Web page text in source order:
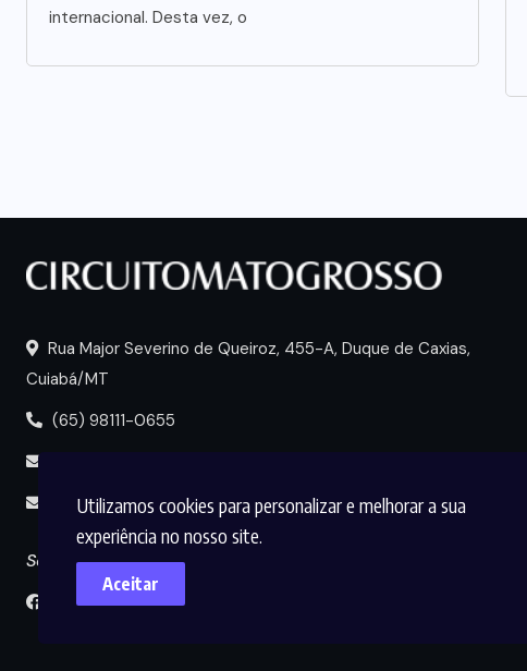
Utilizamos cookies para personalizar e melhorar a sua
experiência no nosso site.
Aceitar
internacional. Desta vez, o
Rua Major Severino de Queiroz, 455-A, Duque de Caxias,
Cuiabá/MT
(65) 98111-0655
midia@circuitomt.com.br
Seguir